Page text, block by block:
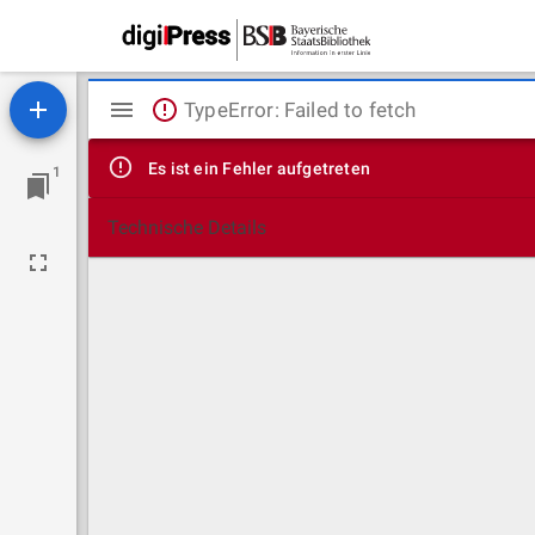
1
Mirador
Viewer
TypeError: Failed to fetch
Es ist ein Fehler aufgetreten
Technische Details